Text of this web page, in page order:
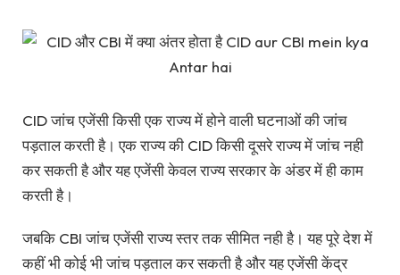
CID जांच एजेंसी किसी एक राज्य में होने वाली घटनाओं की जांच
पड़ताल करती है। एक राज्य की CID किसी दूसरे राज्य में जांच नही
कर सकती है और यह एजेंसी केवल राज्य सरकार के अंडर में ही काम
करती है।
जबकि CBI जांच एजेंसी राज्य स्तर तक सीमित नही है। यह पूरे देश में
कहीं भी कोई भी जांच पड़ताल कर सकती है और यह एजेंसी केंद्र